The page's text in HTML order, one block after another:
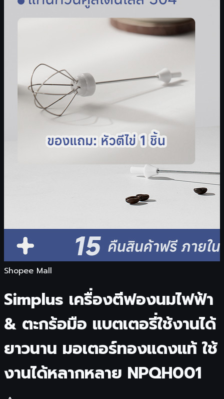
Shopee Mall
Simplus เครื่องตีฟองนมไฟฟ้า
& ตะกร้อมือ แบตเตอรี่ใช้งานได้
ยาวนาน มอเตอร์ทองแดงแท้ ใช้
งานได้หลากหลาย NPQH001